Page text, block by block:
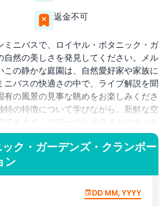
返金不可
ニバスで、ロイヤル・ボタニック・ガ
自然の美しさを発見してください。メル
の静かな庭園は、自然愛好家や家族に
バスの快適さの中で、ライブ解説を聞
の風景の見事な眺めをお楽しみくださ
特の特徴について学びながら、新鮮な空
きます。ツアーのハイライトはオース
オーストラリアの植物相の多様性を示す
かな花々、印象的なデザインが広がりま
美しさを体験でき、色とりどりの開花か
りまで楽しめます。このツアーは全年齢
、カップル、または一人旅の方にもおす
れている方も地元の方も、自然と再びつ
ク・ガーデンズ・クランボー
ン
DD MM, YYYY